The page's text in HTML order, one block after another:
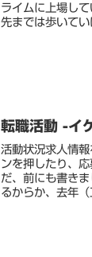
ライムに上場し
先までは歩いて
転職活動 -イ
活動状況求人情
ンを押したり、
だ、前にも書き
るからか、去年